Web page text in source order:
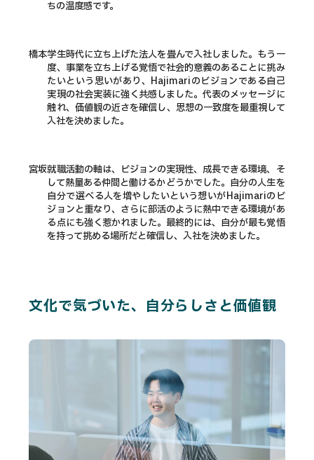
ちの温度感です。
橋本学生時代に立ち上げた法人を畳んで入社しました。もう一
度、事業を立ち上げる覚悟で社会的意義のあることに挑み
たいという思いがあり、Hajimariのビジョンである自己
実現の社会実装に強く共感しました。代表のメッセージに
触れ、価値観の近さを確信し、思想の一致度を最重視して
入社を決めました。
宮坂就職活動の軸は、ビジョンの実現性、成長できる環境、そ
して熱量ある仲間と働けるかどうかでした。自分の人生を
自分で選べる人を増やしたいという想いがHajimariのビ
ジョンと重なり、さらに部活のように熱中できる環境があ
る点にも強く惹かれました。最終的には、自分が最も覚悟
を持って挑める場所だと確信し、入社を決めました。
文化で気づいた、自分らしさと価値観